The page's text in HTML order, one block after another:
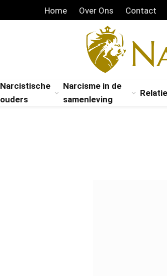
Home Over Ons Contact
Narcistische
ouders
Narcisme in de
samenleving